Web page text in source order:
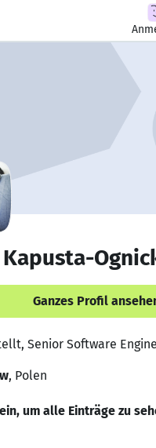
Ganzes Profil
Senior Software
, Polen
um alle Einträge zu